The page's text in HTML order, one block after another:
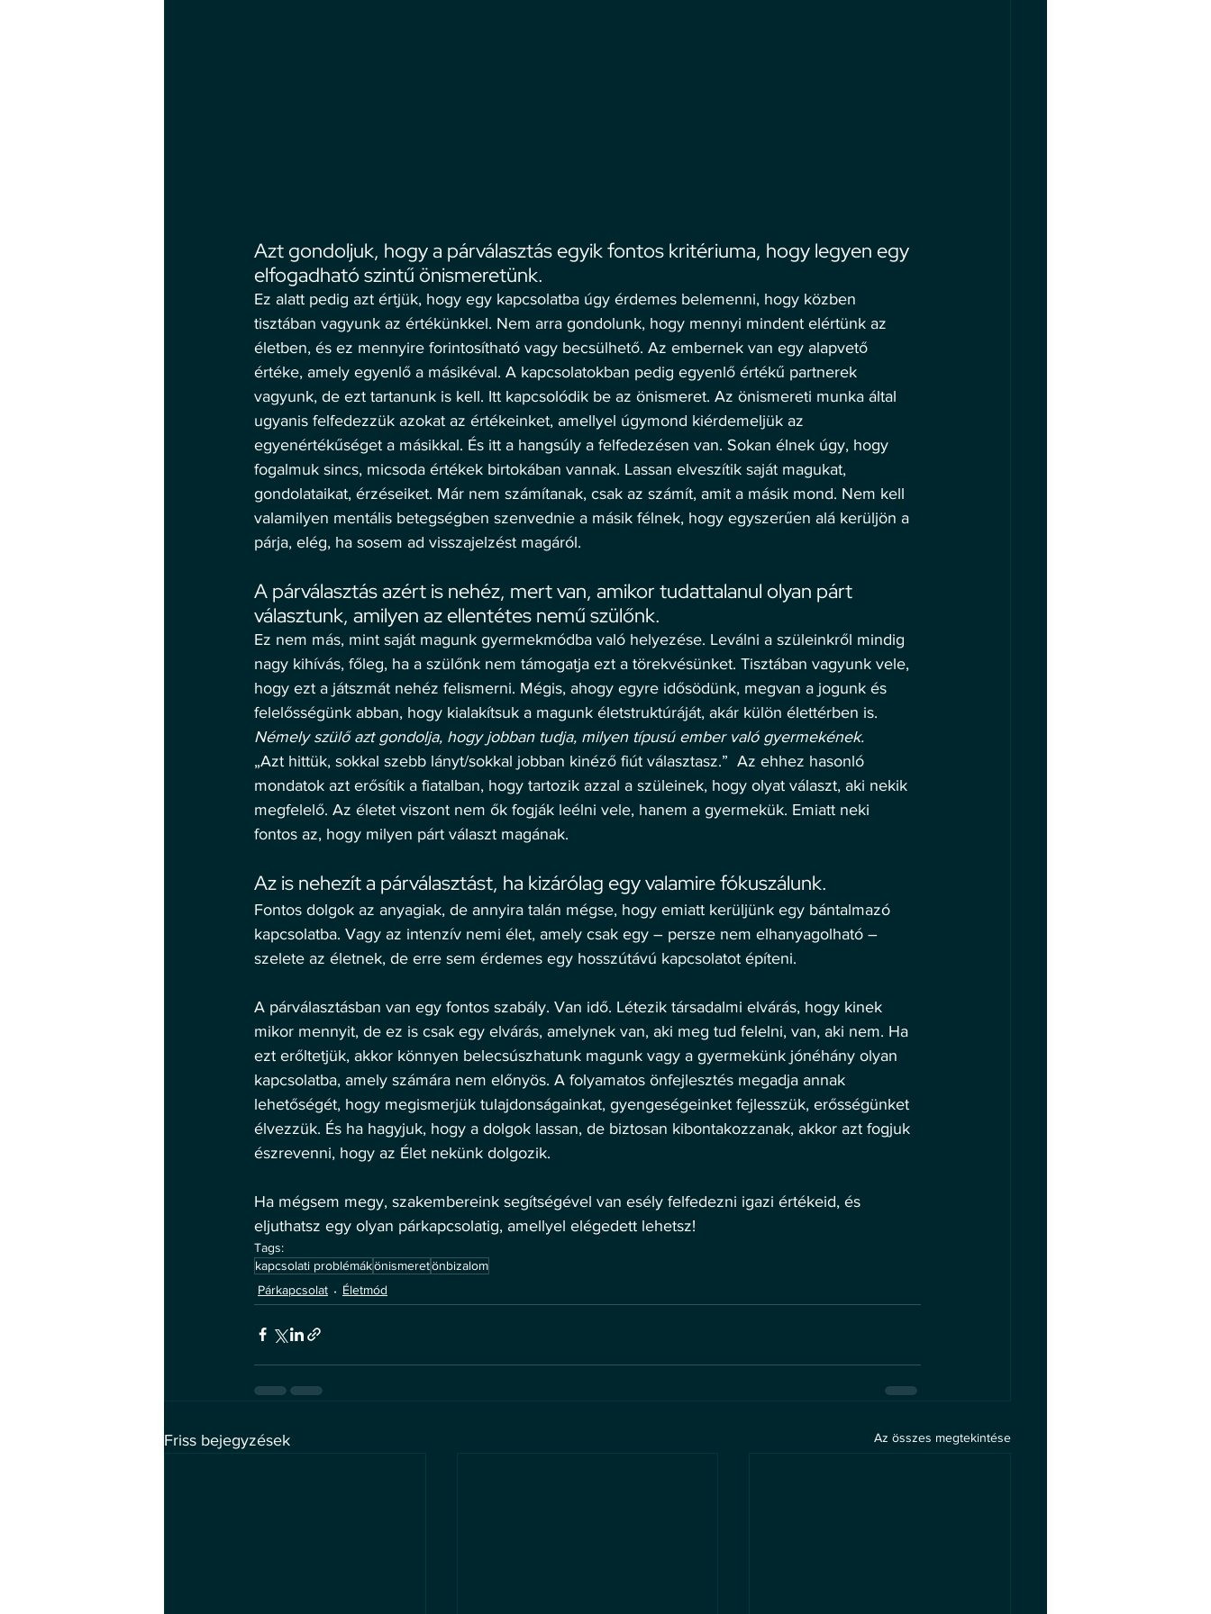
Azt gondoljuk, hogy a párválasztás egyik fontos kritériuma, hogy legyen egy
elfogadható szintű önismeretünk.
Ez alatt pedig azt értjük, hogy egy kapcsolatba úgy érdemes belemenni, hogy közben
tisztában vagyunk az értékünkkel. Nem arra gondolunk, hogy mennyi mindent elértünk az
életben, és ez mennyire forintosítható vagy becsülhető. Az embernek van egy alapvető
értéke, amely egyenlő a másikéval. A kapcsolatokban pedig egyenlő értékű partnerek
vagyunk, de ezt tartanunk is kell. Itt kapcsolódik be az önismeret. Az önismereti munka által
ugyanis felfedezzük azokat az értékeinket, amellyel úgymond kiérdemeljük az
egyenértékűséget a másikkal. És itt a hangsúly a felfedezésen van. Sokan élnek úgy, hogy
fogalmuk sincs, micsoda értékek birtokában vannak. Lassan elveszítik saját magukat,
gondolataikat, érzéseiket. Már nem számítanak, csak az számít, amit a másik mond. Nem kell
valamilyen mentális betegségben szenvednie a másik félnek, hogy egyszerűen alá kerüljön a
párja, elég, ha sosem ad visszajelzést magáról.
A párválasztás azért is nehéz, mert van, amikor tudattalanul olyan párt
választunk, amilyen az ellentétes nemű szülőnk.
Ez nem más, mint saját magunk gyermekmódba való helyezése. Leválni a szüleinkről mindig
nagy kihívás, főleg, ha a szülőnk nem támogatja ezt a törekvésünket. Tisztában vagyunk vele,
hogy ezt a játszmát nehéz felismerni. Mégis, ahogy egyre idősödünk, megvan a jogunk és
felelősségünk abban, hogy kialakítsuk a magunk életstruktúráját, akár külön élettérben is.
Némely szülő azt gondolja, hogy jobban tudja, milyen típusú ember való gyermekének.
„Azt hittük, sokkal szebb lányt/sokkal jobban kinéző fiút választasz.”  Az ehhez hasonló
mondatok azt erősítik a fiatalban, hogy tartozik azzal a szüleinek, hogy olyat választ, aki nekik
megfelelő. Az életet viszont nem ők fogják leélni vele, hanem a gyermekük. Emiatt neki
fontos az, hogy milyen párt választ magának.
Az is nehezít a párválasztást, ha kizárólag egy valamire fókuszálunk.
Fontos dolgok az anyagiak, de annyira talán mégse, hogy emiatt kerüljünk egy bántalmazó
kapcsolatba. Vagy az intenzív nemi élet, amely csak egy – persze nem elhanyagolható –
szelete az életnek, de erre sem érdemes egy hosszútávú kapcsolatot építeni.
A párválasztásban van egy fontos szabály. Van idő. Létezik társadalmi elvárás, hogy kinek
mikor mennyit, de ez is csak egy elvárás, amelynek van, aki meg tud felelni, van, aki nem. Ha
ezt erőltetjük, akkor könnyen belecsúszhatunk magunk vagy a gyermekünk jónéhány olyan
kapcsolatba, amely számára nem előnyös. A folyamatos önfejlesztés megadja annak
lehetőségét, hogy megismerjük tulajdonságainkat, gyengeségeinket fejlesszük, erősségünket
élvezzük. És ha hagyjuk, hogy a dolgok lassan, de biztosan kibontakozzanak, akkor azt fogjuk
észrevenni, hogy az Élet nekünk dolgozik.
Ha mégsem megy, szakembereink segítségével van esély felfedezni igazi értékeid, és
eljuthatsz egy olyan párkapcsolatig, amellyel elégedett lehetsz!
Tags:
kapcsolati problémákönismeretönbizalom
Párkapcsolat
Életmód
Friss bejegyzések Az összes megtekintése